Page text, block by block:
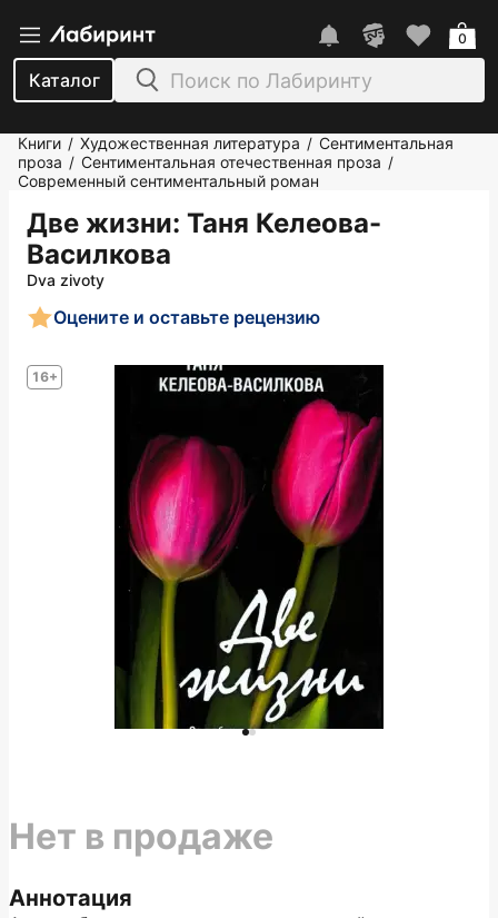
Каталог
0
Книги / Художественная литература / Сентиментальная
проза / Сентиментальная отечественная проза /
Современный сентиментальный роман
Две жизни: Таня Келеова-
Василкова
Dva zivoty
16+
Оцените и оставьте рецензию
Аннотация
Нет в продаже